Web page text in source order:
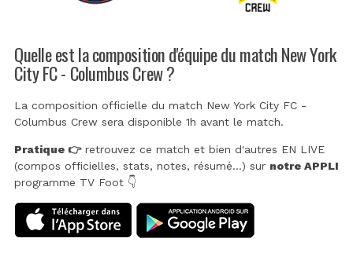
Quelle est la composition d'équipe du match New York
City FC - Columbus Crew ?
La composition officielle du match New York City FC -
Columbus Crew sera disponible 1h avant le match.
Pratique 👉retrouvez ce match et bien d'autres EN LIVE
(compos officielles, stats, notes, résumé...) sur notre APPLI
programme TV Foot 👇